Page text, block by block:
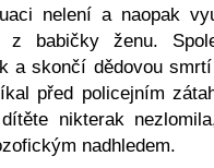
nelení a naopak
babičky ženu.
a skončí dědovou
před policejním
nikterak
nadhledem.